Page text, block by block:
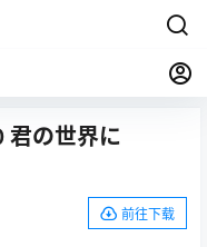
の世界に
前往下载